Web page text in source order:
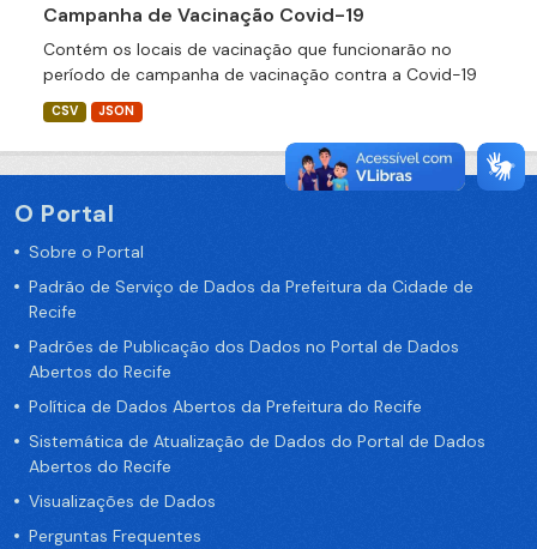
Campanha de Vacinação Covid-19
Contém os locais de vacinação que funcionarão no
período de campanha de vacinação contra a Covid-19
CSV JSON
O Portal
Sobre o Portal
Padrão de Serviço de Dados da Prefeitura da Cidade de
Recife
Padrões de Publicação dos Dados no Portal de Dados
Abertos do Recife
Política de Dados Abertos da Prefeitura do Recife
Sistemática de Atualização de Dados do Portal de Dados
Abertos do Recife
Visualizações de Dados
Perguntas Frequentes